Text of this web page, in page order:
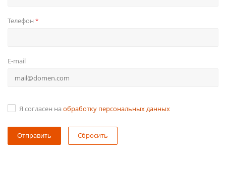
Телефон *
E-mail
Я согласен на обработку персональных данных
Сбросить